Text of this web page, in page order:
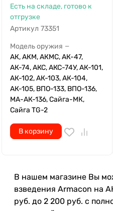
Есть на складе, готово к
отгрузке
Артикул 73351
Модель оружия —
АК, АКМ, АКМС, АК-47,
АК-74, АКС, АКС-74У, АК-101,
АК-102, АК-103, АК-104,
АК-105, ВПО-133, ВПО-136,
МА-АК-136, Сайга-МК,
Сайга TG-2
В корзину
В нашем магазине Вы
взведения Armacon на
руб. до 2 200 руб. с